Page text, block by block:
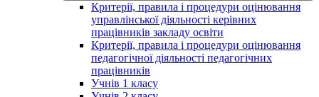
Критерії, правила і процедури оцінювання
управлінської діяльності керівних
працівників закладу освіти
Критерії, правила і процедури оцінювання
педагогічної діяльності педагогічних
працівників
Учнів 1 класу